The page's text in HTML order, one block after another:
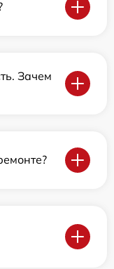
Зачем